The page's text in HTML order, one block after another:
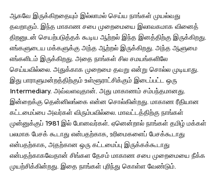
ஆகவே இருக்கிறதையும் இல்லாமல் செய்ய நாங்கள் முயல்வது
தவறாகும். இந்த மாகாண சபை முறைமையை இலாவகமாக வினைத்
திறனுடன் செயற்படுத்தக் கூடிய ஆற்றல் இந்த இனத்திற்கு இருக்கிறது.
எங்களுடைய மக்களுக்கு அந்த ஆற்றல் இருக்கிறது. அந்த ஆளுமை
எங்களிடம் இருக்கிறது. அதை நாங்கள் சில சமயங்களிலே
செய்யவில்லை. அதுக்காக முறைமை தவறு என்று சொல்ல முடியாது.
இது பாராளுமன்றத்திற்கும் உள்ளூராட்சிக்கும் இடைப்பட்ட ஒரு
Intermediary. அவ்வளவுதான். அது மாகாணம் சம்பந்தமானது.
இன்றைக்கு தென்னிலங்கை என்ன சொல்கின்றது. மாகாண ரீதியான
கட்டமைப்பை அவர்கள் விரும்பவில்லை. மாவட்டத்திற்கு நாங்கள்
முன்னுக்குப் 1981 இல் போனவர்கள். ஏனென்றால் நாங்கள் தமிழ் மக்கள்
பலமாக பேசக் கூடாது என்பதற்காக, உரிமைகளைப் பேசக்கூடாது
என்பதற்காக, அதற்கான ஒரு கட்டமைப்பு இருக்கக்கூடாது
என்பதற்காகவேதான் சிங்கள தேசம் மாகாண சபை முறைமையை நீக்க
முயற்சிக்கின்றது. இதை நாங்கள் புரிந்து கொள்ள வேண்டும்.